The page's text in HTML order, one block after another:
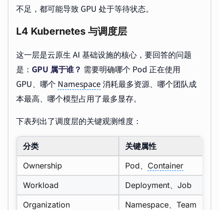
不足，都可能导致 GPU 处于等待状态。
L4 Kubernetes 与调度层
这一层是云原生 AI 基础设施的核心，要回答的问题
是： GPU 属于谁？ 需要明确哪个 Pod 正在使用
GPU、哪个 Namespace消耗最多资源、哪个团队成
本最高、哪个模型占用了最多显存。
下表列出了调度层的关键观测维度：
分类
关键属性
Ownership
Pod、 Container
Workload
Deployment、Job
Organization
Namespace、Team